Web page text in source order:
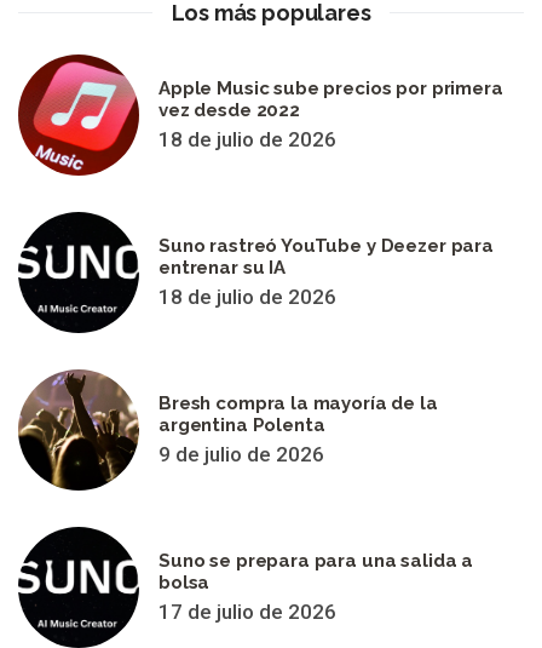
Los más populares
Apple Music sube precios por primera
vez desde 2022
18 de julio de 2026
Suno rastreó YouTube y Deezer para
entrenar su IA
18 de julio de 2026
Bresh compra la mayoría de la
argentina Polenta
9 de julio de 2026
Suno se prepara para una salida a
bolsa
17 de julio de 2026